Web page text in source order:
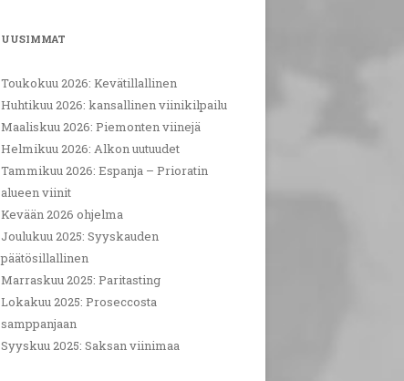
UUSIMMAT
Toukokuu 2026: Kevätillallinen
Huhtikuu 2026: kansallinen viinikilpailu
Maaliskuu 2026: Piemonten viinejä
Helmikuu 2026: Alkon uutuudet
Tammikuu 2026: Espanja – Prioratin
alueen viinit
Kevään 2026 ohjelma
Joulukuu 2025: Syyskauden
päätösillallinen
Marraskuu 2025: Paritasting
Lokakuu 2025: Proseccosta
samppanjaan
Syyskuu 2025: Saksan viinimaa